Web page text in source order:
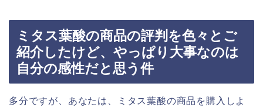
ミタス葉酸の商品の評判を色々とご
紹介したけど、やっぱり大事なのは
自分の感性だと思う件
多分ですが、あなたは、ミタス葉酸の商品を購入しよ